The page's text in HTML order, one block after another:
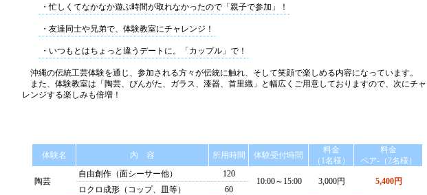
・忙しくてなかなか遊ぶ時間が取れなかったので「親子で参加」！
・友達同士や兄弟で、体験教室にチャレンジ！
・いつもとはちょっと違うデートに。「カップル」で！
沖縄の伝統工芸体験を通じ、参加される方々が伝統に触れ、そして笑顔で楽しめる内容になっています。
また、体験教室は「陶芸、びんがた、ガラス、漆器、首里織」と幅広くご用意しておりますので、次にチャ
レンジする楽しみも倍増！
体験名 内 容 所用時間 体験受付時間
料金
（1名様）
料金
ペア-（2名様）
陶芸
自由創作（面シーサー他） 120
10:00～15:00 3,000円
5,400円
ロクロ成形（コップ、皿等）
60